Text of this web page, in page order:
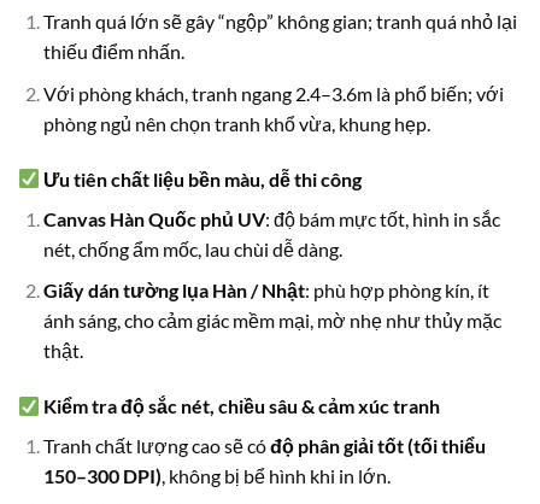
Tranh quá lớn sẽ gây “ngộp” không gian; tranh quá nhỏ lại
thiếu điểm nhấn.
Với phòng khách, tranh ngang 2.4–3.6m là phổ biến; với
phòng ngủ nên chọn tranh khổ vừa, khung hẹp.
Ưu tiên chất liệu bền màu, dễ thi công
Canvas Hàn Quốc phủ UV: độ bám mực tốt, hình in sắc
nét, chống ẩm mốc, lau chùi dễ dàng.
Giấy dán tường lụa Hàn / Nhật: phù hợp phòng kín, ít
ánh sáng, cho cảm giác mềm mại, mờ nhẹ như thủy mặc
thật.
Kiểm tra độ sắc nét, chiều sâu & cảm xúc tranh
Tranh chất lượng cao sẽ cóđộ phân giải tốt (tối thiểu
150–300 DPI), không bị bể hình khi in lớn.